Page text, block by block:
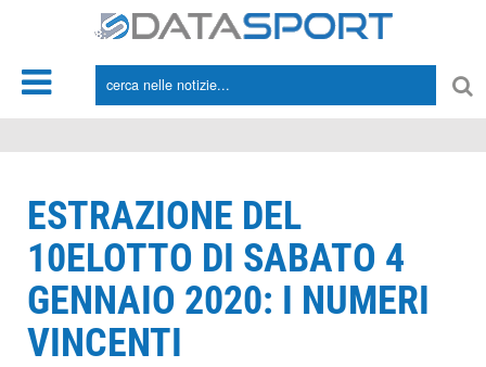
ESTRAZIONE DEL
10ELOTTO DI SABATO 4
GENNAIO 2020: I NUMERI
VINCENTI